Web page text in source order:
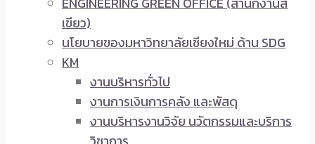
เขียว)
นโยบายของมหาวิทยาลัยเชียงใหม่ ด้าน SDG
KM
งานบริหารทั่วไป
งานการเงินการคลัง และพัสดุ
งานบริหารงานวิจัย นวัตกรรมและบริการ